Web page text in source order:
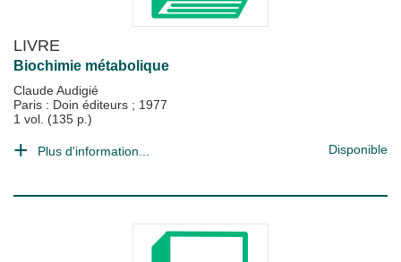
LIVRE
Biochimie métabolique
Claude Audigié
Paris : Doin éditeurs ; 1977
1 vol. (135 p.)
Plus d'information... Disponible